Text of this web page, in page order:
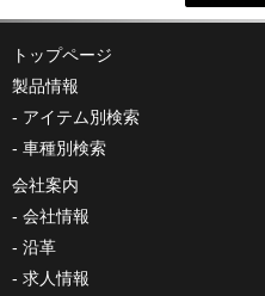
トップページ
製品情報
アイテム別検索
車種別検索
会社案内
会社情報
沿革
求人情報